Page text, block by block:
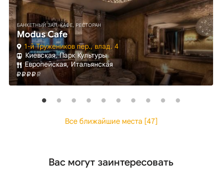
БАНКЕТНЫЙ ЗАЛ, КАФЕ, РЕСТОРАН
Modus Cafe
1-й Тружеников пер., влад. 4
Киевская, Парк Культуры
Европейская, Итальянская
Все ближайшие места [47]
Вас могут заинтересовать